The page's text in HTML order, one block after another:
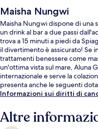
Maisha Nungwi
Maisha Nungwi dispone di una
un drink al bar a due passi
trova a 15 minuti a piedi da
il divertimento è assicurato! Se
trattamenti benessere come
un'ottima vista sul mare, Aluna
internazionale e serve la
presenta anche le seguenti
bar/lounge e una terrazza. Altri
Informazioni sui diritti di
Altre